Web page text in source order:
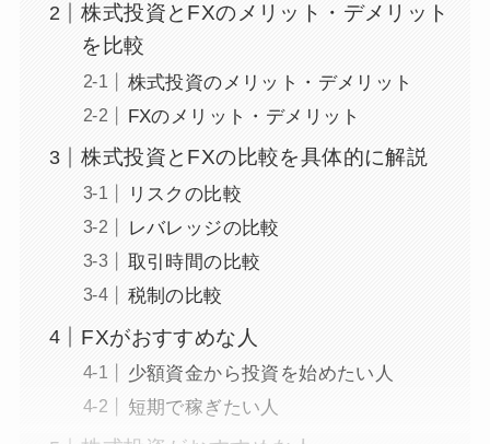
株式投資とFXのメリット・デメリット
を比較
株式投資のメリット・デメリット
FXのメリット・デメリット
株式投資とFXの比較を具体的に解説
リスクの比較
レバレッジの比較
取引時間の比較
税制の比較
FXがおすすめな人
少額資金から投資を始めたい人
短期で稼ぎたい人